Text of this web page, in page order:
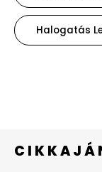
Halogatás